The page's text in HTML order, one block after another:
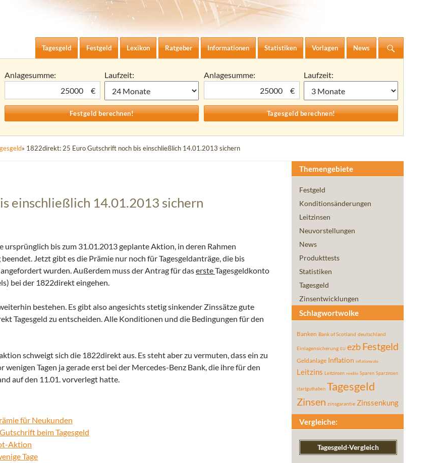
Zinsen berechnen
Zum Inhalt springen
Tagesgeld
Festgeld Lexikon Ratgeber Informationen Statistiken Vorlagen News
Anlagesumme:
€
Laufzeit:
Anlagesumme:
€
Laufzeit:
» 1822direkt: 25 Euro Gutschrift noch bis einschließlich 14.01.2013 sichern
einschließlich 14.01.2013 sichern
bis zum 31.01.2013 geplante Aktion, in deren Rahmen
Jetzt gibt es die Prämie nur noch für Tagesgeldanträge, die bis
wurden. Außerdem muss der Antrag für dasersteTagesgeldkonto
bei der 1822direkt eingehen.
bestehen. Es gibt also angesichts stetig sinkender Zinssätze gute
Tagesgeld zu entscheiden. Alle Konditionen und die Bedingungen für den
schweigt sich die 1822direkt aus. Es steht aber zu vermuten, dass ein zu
Tagen ja gerade erst bei der Mercedes-Benz Bank, die ihre für den
auf den 11.01. vorverlegt hatte.
für Neukunden
beim Tagesgeld
Aktion
Tage
Themengebiete
Festgeld
Konditionsänderungen
Leitzinsen
Neuvorstellungen
News
Produkttests
Statistiken
Tagesgeld
Zinsentwicklungen
Schlagwortwolke
Banken Bank of Scotland deutschland
Einlagensicherung EU ezbFestgeld
Geldanlage Inflation inflationsrate
Leitzins Leitzinsen rendite Sparen Sparzinsen
startguthaben Tagesgeld
Zinsen zinsgarantie Zinssenkung
Vergleiche:
Tagesgeld-Vergleich